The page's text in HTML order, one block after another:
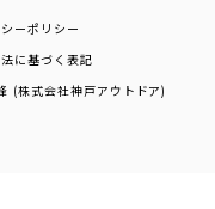
ーポリシー
に基づく表記
(株式会社神戸アウトドア)